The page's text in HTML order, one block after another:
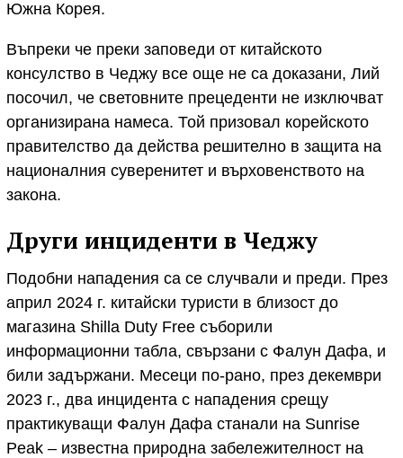
Южна Корея.
Въпреки че преки заповеди от китайското
консулство в Чеджу все още не са доказани, Лий
посочил, че световните прецеденти не изключват
организирана намеса. Той призовал корейското
правителство да действа решително в защита на
националния суверенитет и върховенството на
закона.
Други инциденти в Чеджу
Подобни нападения са се случвали и преди. През
април 2024 г. китайски туристи в близост до
магазина Shilla Duty Free съборили
информационни табла, свързани с Фалун Дафа, и
били задържани. Месеци по-рано, през декември
2023 г., два инцидента с нападения срещу
практикуващи Фалун Дафа станали на Sunrise
Peak – известна природна забележителност на